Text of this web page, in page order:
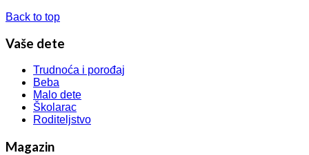
Back to top
Vaše dete
Trudnoća i porođaj
Beba
Malo dete
Školarac
Roditeljstvo
Magazin